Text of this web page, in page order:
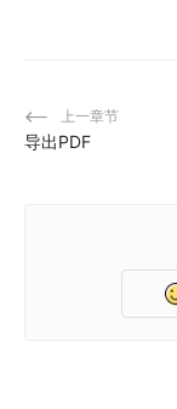
上一章节
导出PDF